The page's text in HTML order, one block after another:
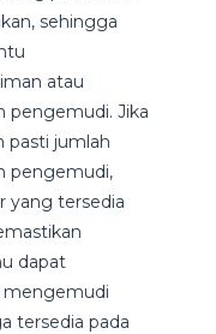
sehingga
atau
pengemudi. Jika
pasti jumlah
pengemudi,
yang tersedia
dapat
mengemudi
tersedia pada